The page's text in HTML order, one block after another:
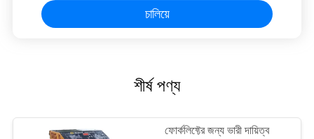
চালিয়ে
শীর্ষ পণ্য
ফোর্কলিফ্টের জন্য ভারী দায়িত্ব